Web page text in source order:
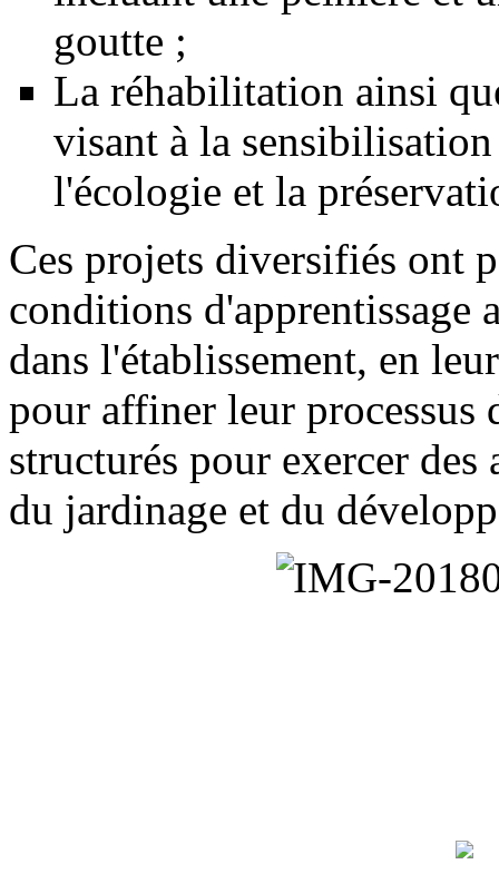
goutte ;
La réhabilitation ainsi
visant à la
l'écologie et la
Ces projets diversifiés ont
conditions d'apprentissage
dans l'établissement, en
pour affiner leur processus
structurés pour exercer
du jardinage et du